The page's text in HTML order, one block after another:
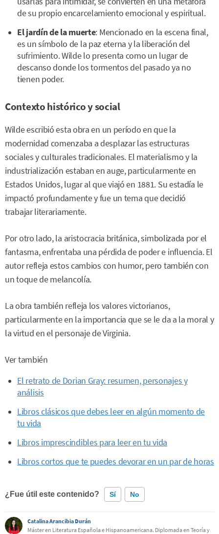
de su propio encarcelamiento emocional y espiritual.
El jardín de la muerte: Mencionado en la escena final,
es un símbolo de la paz eterna y la liberación del
sufrimiento. Wilde lo presenta como un lugar de
descanso donde los tormentos del pasado ya no
tienen poder.
Contexto histórico y social
Wilde escribió esta obra en un período en que la
modernidad comenzaba a desplazar las estructuras
sociales y culturales tradicionales. El materialismo y la
industrialización estaban en auge, particularmente en
Estados Unidos, lugar al que viajó en 1881. Su estadía le
impactó profundamente y fue un tema que decidió
trabajar literariamente.
Por otro lado, la aristocracia británica, simbolizada por el
fantasma, enfrentaba una pérdida de poder e influencia. El
autor refleja estos cambios con humor, pero también con
un toque de melancolía.
La obra también refleja los valores victorianos,
particularmente en la importancia que se le da a la moral y
la virtud en el personaje de Virginia.
Ver también
El retrato de Dorian Gray: resumen, personajes y
análisis
Libros clásicos que debes leer en algún momento de
tu vida
Libros imprescindibles para leer en tu vida
Libros cortos que te puedes devorar en un par de horas
¿Fue útil este contenido? Sí No
Este contenido contiene información incorrecta
Catalina Arancibia Durán
Máster en Literatura Española e Hispanoamericana. Diplomada en Teoría y